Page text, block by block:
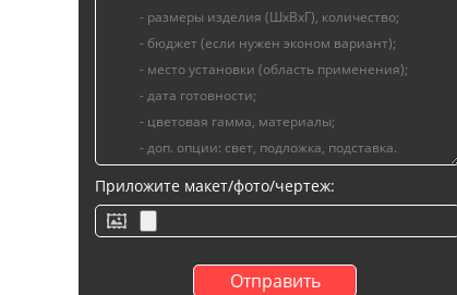
Приложите макет/фото/чертеж: